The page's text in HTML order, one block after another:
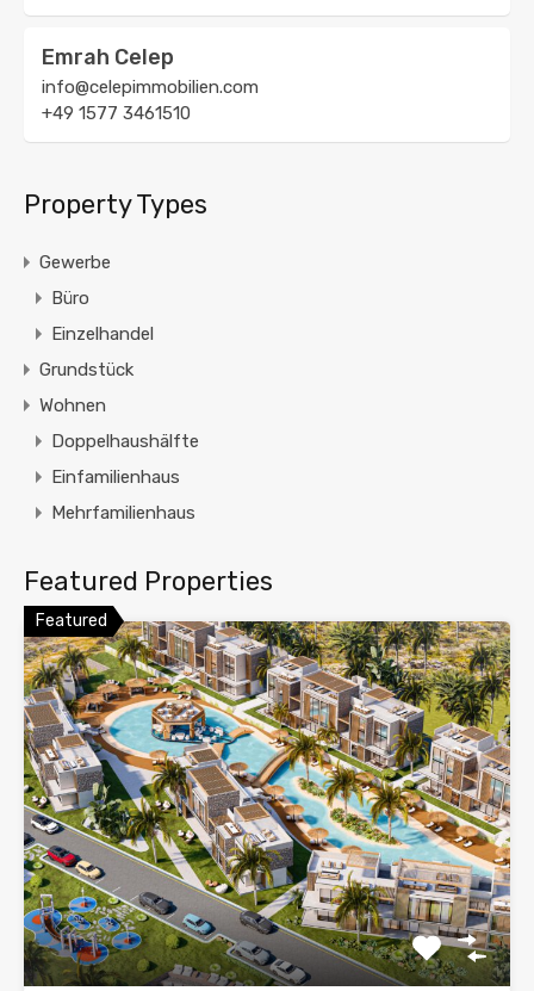
Emrah Celep
info@celepimmobilien.com
+49 1577 3461510
Property Types
Gewerbe
Büro
Einzelhandel
Grundstück
Wohnen
Doppelhaushälfte
Einfamilienhaus
Mehrfamilienhaus
Featured Properties
Featured